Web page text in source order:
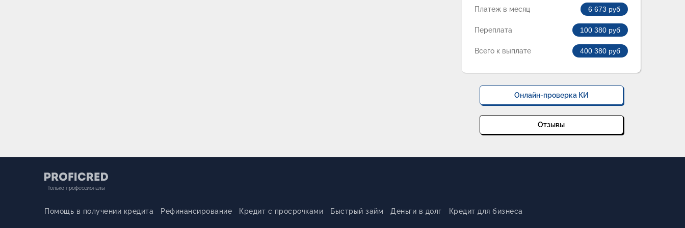
Платеж в месяц 6 673 руб
Переплата 100 380 руб
Всего к выплате 400 380 руб
Онлайн-проверка КИ
Отзывы
Только профессионалы
Помощь в получении кредита Рефинансирование Кредит с просрочками Быстрый займ Деньги в долг Кредит для бизнеса